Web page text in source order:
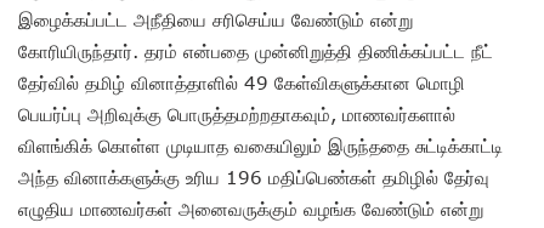
இழைக்கப்பட்ட அநீதியை சரிசெய்ய வேண்டும் என்று
கோரியிருந்தார். தரம் என்பதை முன்னிறுத்தி திணிக்கப்பட்ட நீட்
தேர்வில் தமிழ் வினாத்தாளில் 49 கேள்விகளுக்கான மொழி
பெயர்ப்பு அறிவுக்கு பொருத்தமற்றதாகவும், மாணவர்களால்
விளங்கிக் கொள்ள முடியாத வகையிலும் இருந்ததை சுட்டிக்காட்டி
அந்த வினாக்களுக்கு உரிய 196 மதிப்பெண்கள் தமிழில் தேர்வு
எழுதிய மாணவர்கள் அனைவருக்கும் வழங்க வேண்டும் என்று